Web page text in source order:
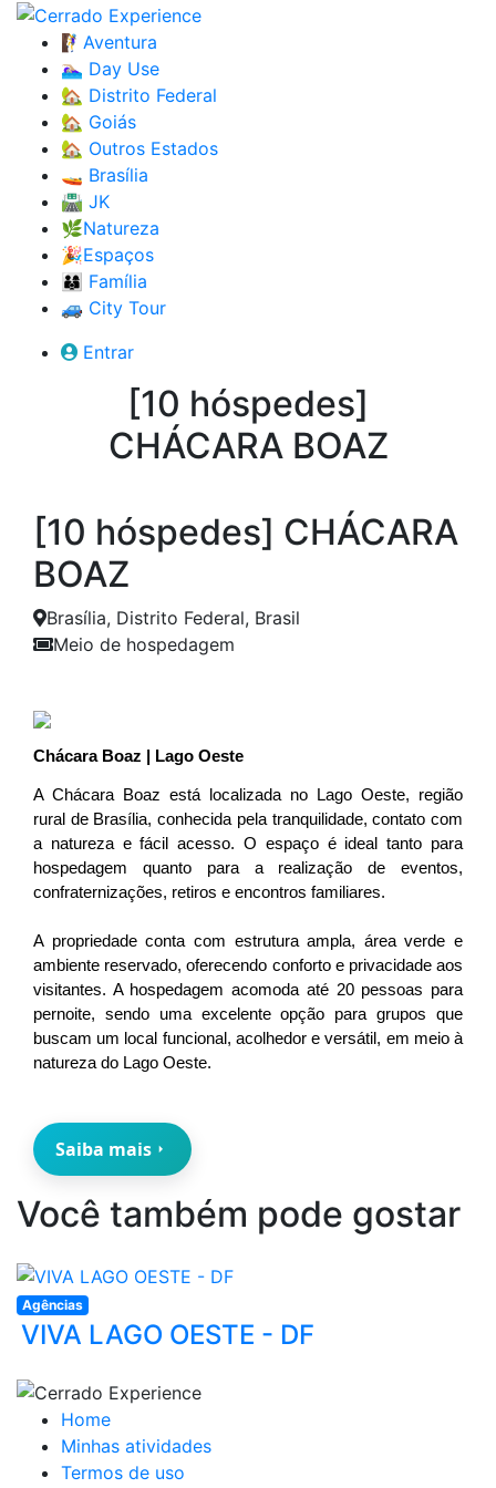
🧗‍♀️Aventura
🏊🏼‍♀️ Day Use
🏡 Distrito Federal
🏡 Goiás
🏡 Outros Estados
🚤 Brasília
🛣️ JK
🌿Natureza
🎉Espaços
👨‍👩‍👦 Família
🚙 City Tour
Entrar
[10 hóspedes]
CHÁCARA BOAZ
[10 hóspedes] CHÁCARA
BOAZ
Brasília, Distrito Federal, Brasil
Meio de hospedagem
Chácara Boaz | Lago Oeste
A Chácara Boaz está localizada no Lago Oeste, região
rural de Brasília, conhecida pela tranquilidade, contato com
a natureza e fácil acesso. O espaço é ideal tanto para
hospedagem quanto para a realização de eventos,
confraternizações, retiros e encontros familiares.
A propriedade conta com estrutura ampla, área verde e
ambiente reservado, oferecendo conforto e privacidade aos
visitantes. A hospedagem acomoda até 20 pessoas para
pernoite, sendo uma excelente opção para grupos que
buscam um local funcional, acolhedor e versátil, em meio à
natureza do Lago Oeste.
Saiba mais
Você também pode gostar
Agências
VIVA LAGO OESTE - DF
Home
Minhas atividades
Termos de uso